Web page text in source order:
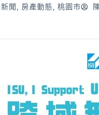
聞, 房產動態, 桃園市